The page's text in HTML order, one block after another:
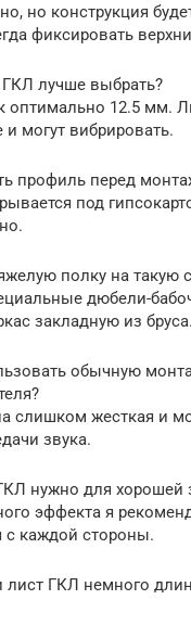
но конструкция
фиксировать
лучше выбрать?
оптимально 12.5 мм.
могут вибрировать.
профиль перед
под
полку на такую
дюбели-
закладную из бруса.
обычную
слишком жесткая и
звука.
нужно для хорошей
эффекта я
с каждой стороны.
лист ГКЛ немного